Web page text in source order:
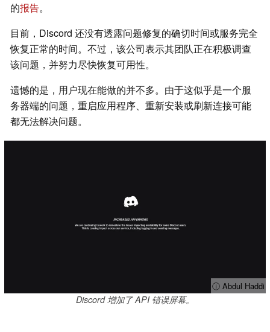
的报告。
目前，Discord 还没有透露问题修复的确切时间或服务完全
恢复正常的时间。不过，该公司表示其团队正在积极调查
该问题，并努力尽快恢复可用性。
遗憾的是，用户现在能做的并不多。由于这似乎是一个服
务器端的问题，重启应用程序、重新安装或刷新连接可能
都无法解决问题。
ⓘ Abdul Haddi
Discord 增加了 API 错误屏幕。